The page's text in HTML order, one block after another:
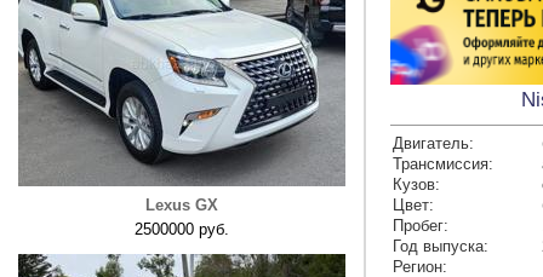
Lexus GX
2500000 руб.
Двигатель:
Трансмиссия:
Кузов:
Цвет:
Пробег:
Год выпуска:
Регион: